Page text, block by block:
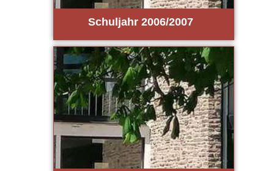
Schul­jahr 2006/2007